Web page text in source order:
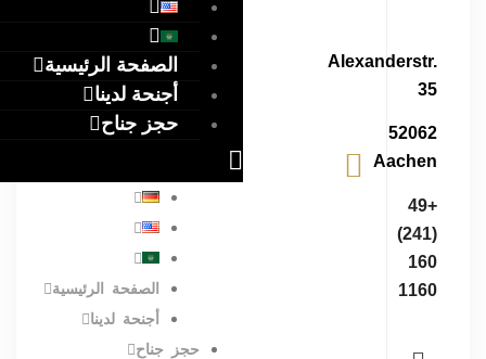
Alexanderstr.
35
52062
Aachen
+49
(241)
160
1160
الصفحة الرئيسية
أجنحة لدينا
حجز جناح
الصفحة الرئيسية
أجنحة لدينا
حجز جناح